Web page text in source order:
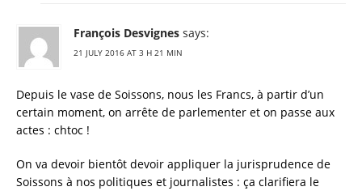
François Desvignes says:
21 JULY 2016 AT 3 H 21 MIN
Depuis le vase de Soissons, nous les Francs, à partir d’un
certain moment, on arrête de parlementer et on passe aux
actes : chtoc !
On va devoir bientôt devoir appliquer la jurisprudence de
Soissons à nos politiques et journalistes : ça clarifiera le